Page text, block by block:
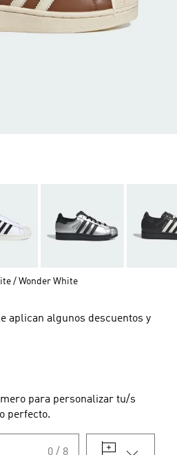
/ Wonder White
aplican algunos descuentos y
para personalizar tu/s
perfecto.
0 / 8